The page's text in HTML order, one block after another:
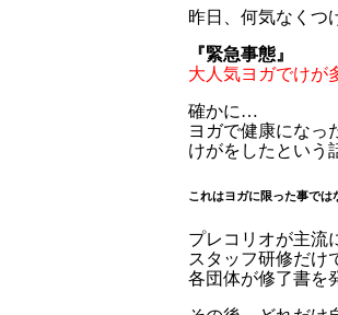
昨日、何気なく
『緊急事態』
大人気ヨガでけ
確かに…
ヨガで健康にな
けがをしたという
これはヨガに限った事で
プレコリオが主流
スタッフ研修だ
各団体が修了書を